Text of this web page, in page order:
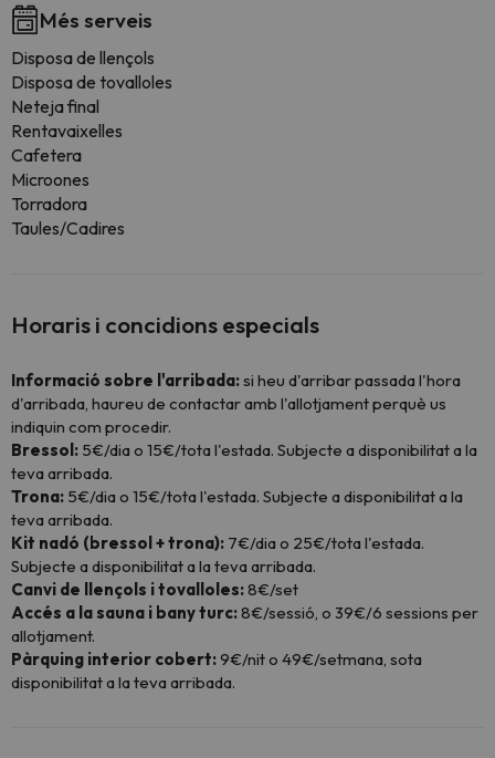
Més serveis
Disposa de llençols
Disposa de tovalloles
Neteja final
Rentavaixelles
Cafetera
Microones
Torradora
Taules/Cadires
Horaris i concidions especials
Informació sobre l'arribada:si heu d'arribar passada l'hora
d'arribada, haureu de contactar amb l'allotjament perquè us
indiquin com procedir.
Bressol: 5€/dia o 15€/tota l'estada. Subjecte a disponibilitat a la
teva arribada.
Trona: 5€/dia o 15€/tota l'estada. Subjecte a disponibilitat a la
teva arribada.
Kit nadó (bressol + trona): 7€/dia o 25€/tota l'estada.
Subjecte a disponibilitat a la teva arribada.
Canvi de llençols i tovalloles:8€/set
Accés a la sauna i bany turc:8€/sessió, o 39€/6 sessions per
allotjament.
Pàrquing interior cobert:9€/nit o 49€/setmana, sota
disponibilitat a la teva arribada.